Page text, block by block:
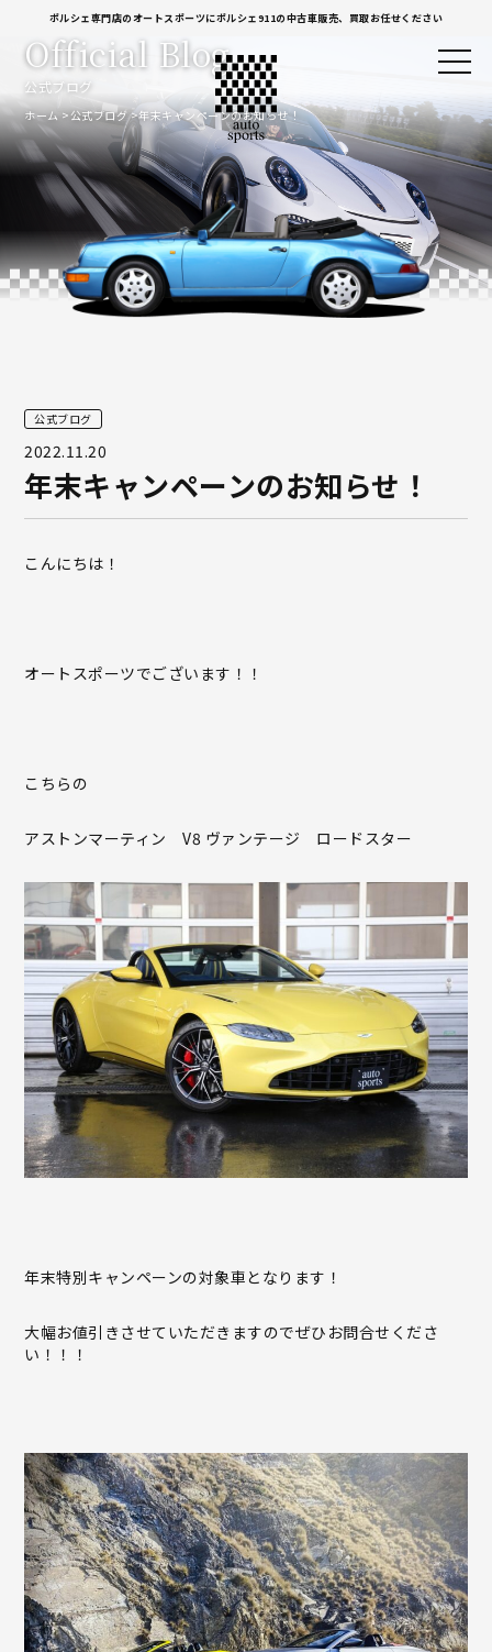
ポルシェ専門店のオートスポーツにポルシェ911の中古車販売、買取お任せください
公式ブログ
Official Blog
ホーム 公式ブログ 年末キャンペーンのお知らせ！
公式ブログ
2022.11.20
年末キャンペーンのお知らせ！
こんにちは！
オートスポーツでございます！！
こちらの
アストンマーティン V8 ヴァンテージ ロードスター
年末特別キャンペーンの対象車となります！
大幅お値引きさせていただきますのでぜひお問合せくださ
い！！！